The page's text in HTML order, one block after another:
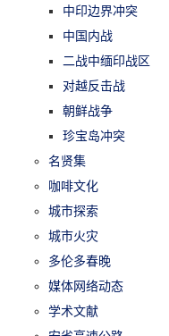
中印边界冲突
中国内战
二战中缅印战区
对越反击战
朝鲜战争
珍宝岛冲突
名贤集
咖啡文化
城市探索
城市火灾
多伦多春晚
媒体网络动态
学术文献